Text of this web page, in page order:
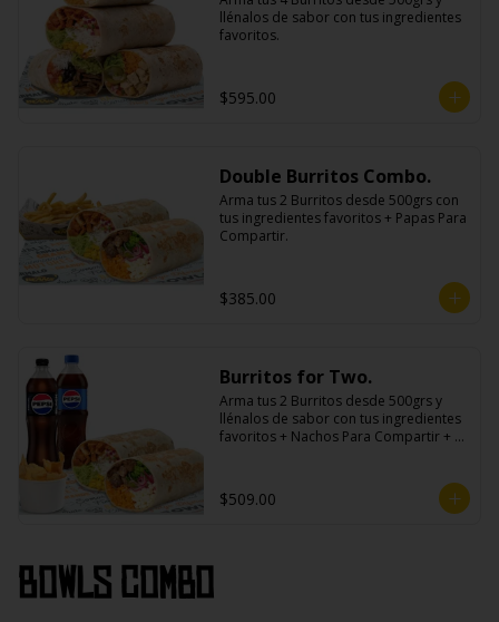
llénalos de sabor con tus ingredientes
favoritos.
$595.00
Double Burritos Combo.
Arma tus 2 Burritos desde 500grs con
tus ingredientes favoritos + Papas Para
Compartir.
$385.00
Burritos for Two.
Arma tus 2 Burritos desde 500grs y
llénalos de sabor con tus ingredientes
favoritos + Nachos Para Compartir + 2
$509.00
Bowls Combo